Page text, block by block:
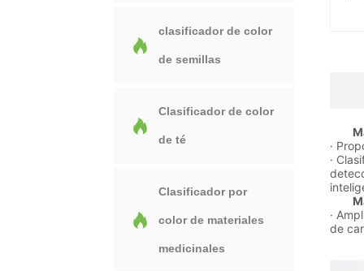
clasificador de color
de semillas
Clasificador de color
de té
Clasificador por
color de materiales
medicinales
·
·
·
de